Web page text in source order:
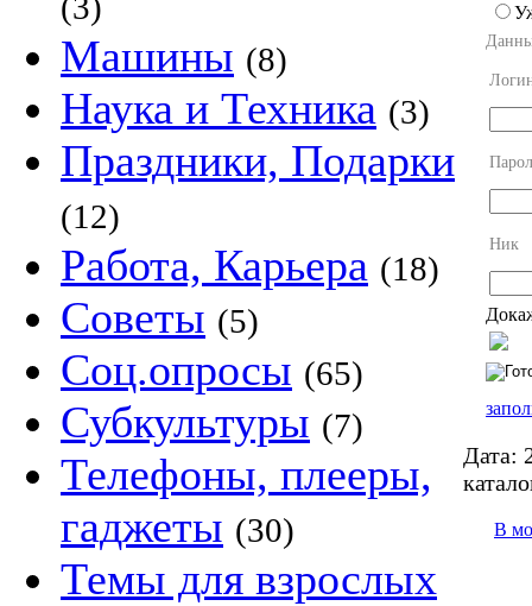
Машины (8)
Наука и Техника (3)
Праздники, Подарки
(12)
Работа, Карьера (18)
Советы (5)
Соц.опросы (65)
Субкультуры (7)
Телефоны, плееры,
гаджеты (30)
Темы для взрослых
Ник
Дата:
В